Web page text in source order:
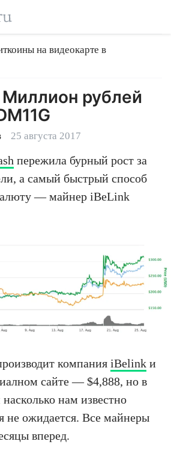
на видеокарте в
рублей
25 августа 2017
пережила бурный рост за
а самый быстрый способ
— майнер iBeLink
компания iBelink и
сайте — $4,888, но в
нам известно
не ожидается. Все майнеры
вперед.